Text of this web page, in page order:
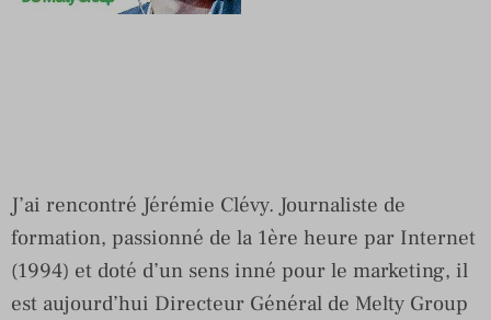
J’ai rencontré Jérémie Clévy. Journaliste de
formation, passionné de la 1ère heure par Internet
(1994) et doté d’un sens inné pour le marketing, il
est aujourd’hui Directeur Général de Melty Group